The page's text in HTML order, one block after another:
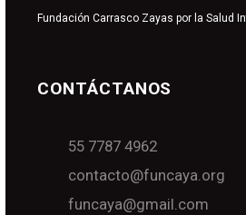
Fundación Carrasco Zayas por la Salud
CONTÁCTANOS
55 7787 4962
contacto@funcaya.org
funcaya@gmail.com